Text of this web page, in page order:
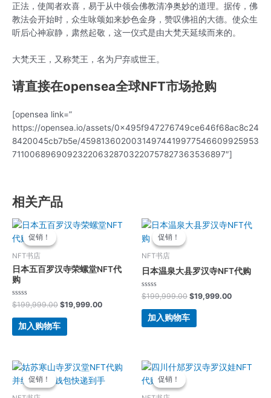
正法，使闻者欢喜，易于从中领会佛教清净奥妙的道理。据传，佛
教法会开始时，众生咏颂如来妙色金身，赞叹佛祖的大德。使众生
听后心神寂静，肃然起敬，这一仪式是由大梵天延续而来的。
大梵天王，又称梵王，名为尸弃或世王。
请直接在opensea全球NFT市场抢购
[opensea link=”
https://opensea.io/assets/0x495f947276749ce646f68ac8c24
8420045cb7b5e/45981360200314974419977546609925953
711006896909232206328703220757827363536897″]
相关产品
促销！
促销！
NFT书店
日本五百罗汉寺荣螺堂NFT代
购
评
分
0
&sol;
$199,999.00
原
价
$19,999.00
当
前
$19,999.00。
加入购物车
促销！
促销！
NFT书店
日本温泉大县罗汉寺NFT代购
评
分
0
&sol;
$199,999.00
原
价
$19,999.00
当
加入购物车
促销！
促销！
原
价
为：
当
前
价
促销！
促销！
原
价
当
前